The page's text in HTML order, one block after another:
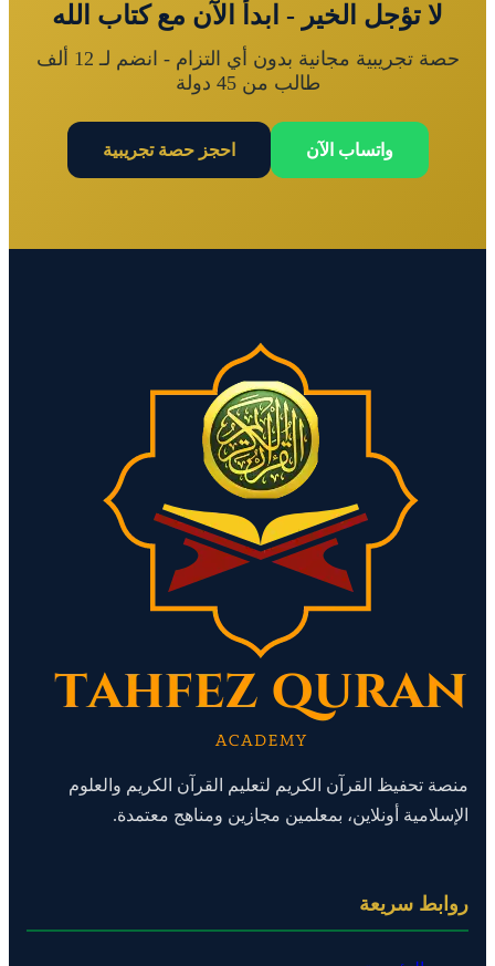
لا تؤجل الخير - ابدأ الآن مع كتاب الله
حصة تجريبية مجانية بدون أي التزام - انضم لـ 12 ألف
طالب من 45 دولة
واتساب الآن احجز حصة تجريبية
منصة تحفيظ القرآن الكريم لتعليم القرآن الكريم والعلوم
الإسلامية أونلاين، بمعلمين مجازين ومناهج معتمدة.
روابط سريعة